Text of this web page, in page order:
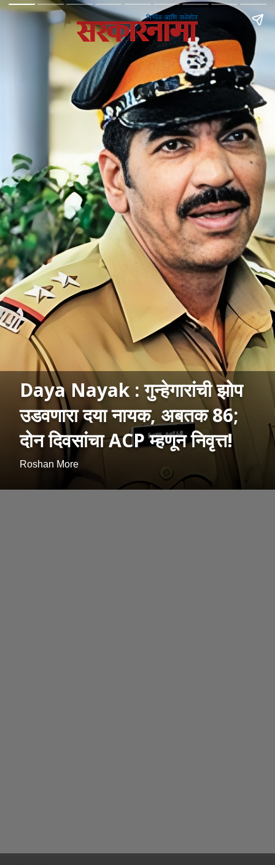
Daya Nayak : गुन्हेगारांची झोप
उडवणारा दया नायक, अबतक 86;
दोन दिवसांचा ACP म्हणून निवृत्त!
Roshan More